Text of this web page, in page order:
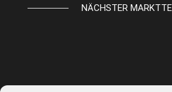
NÄCHSTER